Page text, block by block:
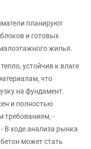
планируют
и готовых
жилья.
устойчив к влаге
что
на фундамент.
и полностью
требованиям, -
В ходе анализа рынка
может стать